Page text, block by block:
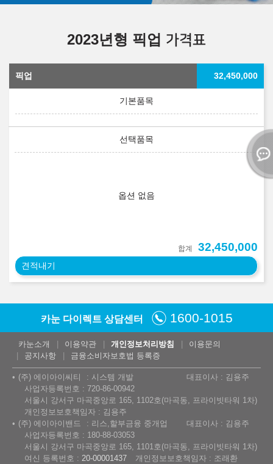
2023년형 픽업 가격표
픽업 32,450,000
옵션 없음
합계 32,450,000
견적내기
카눈 다이렉트 상담센터 1600-1015
카눈소개 이용약관 개인정보처리방침
이용문의
공지사항
금융소비자보호법 등록증
(주) 에이아이씨티 시스템 개발
대표이사 : 김용주
사업자등록번호 : 720-86-00942
서울시 강서구 마곡중앙로 165, 1102호(마곡동, 프라이빗타워 1차)
개인정보보호책임자 : 김용주
(주) 에이아이밴드
리스,할부금융 중개업
대표이사 : 김용주
사업자등록번호 : 180-88-03053
서울시 강서구 마곡중앙로 165, 1101호(마곡동, 프라이빗타워 1차)
여신 등록번호 : 20-00001437 개인정보보호책임자 : 조래환